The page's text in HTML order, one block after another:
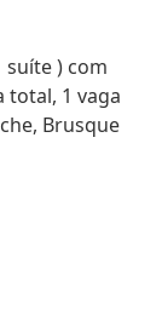
) com
total, 1 vaga
Brusque